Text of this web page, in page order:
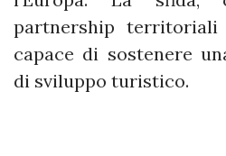
partnership
capace di sostenere
di sviluppo turistico.